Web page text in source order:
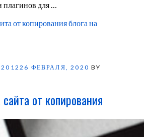
плагинов для …
от копирования блога на
26 ФЕВРАЛЯ, 2020 BY
от копирования